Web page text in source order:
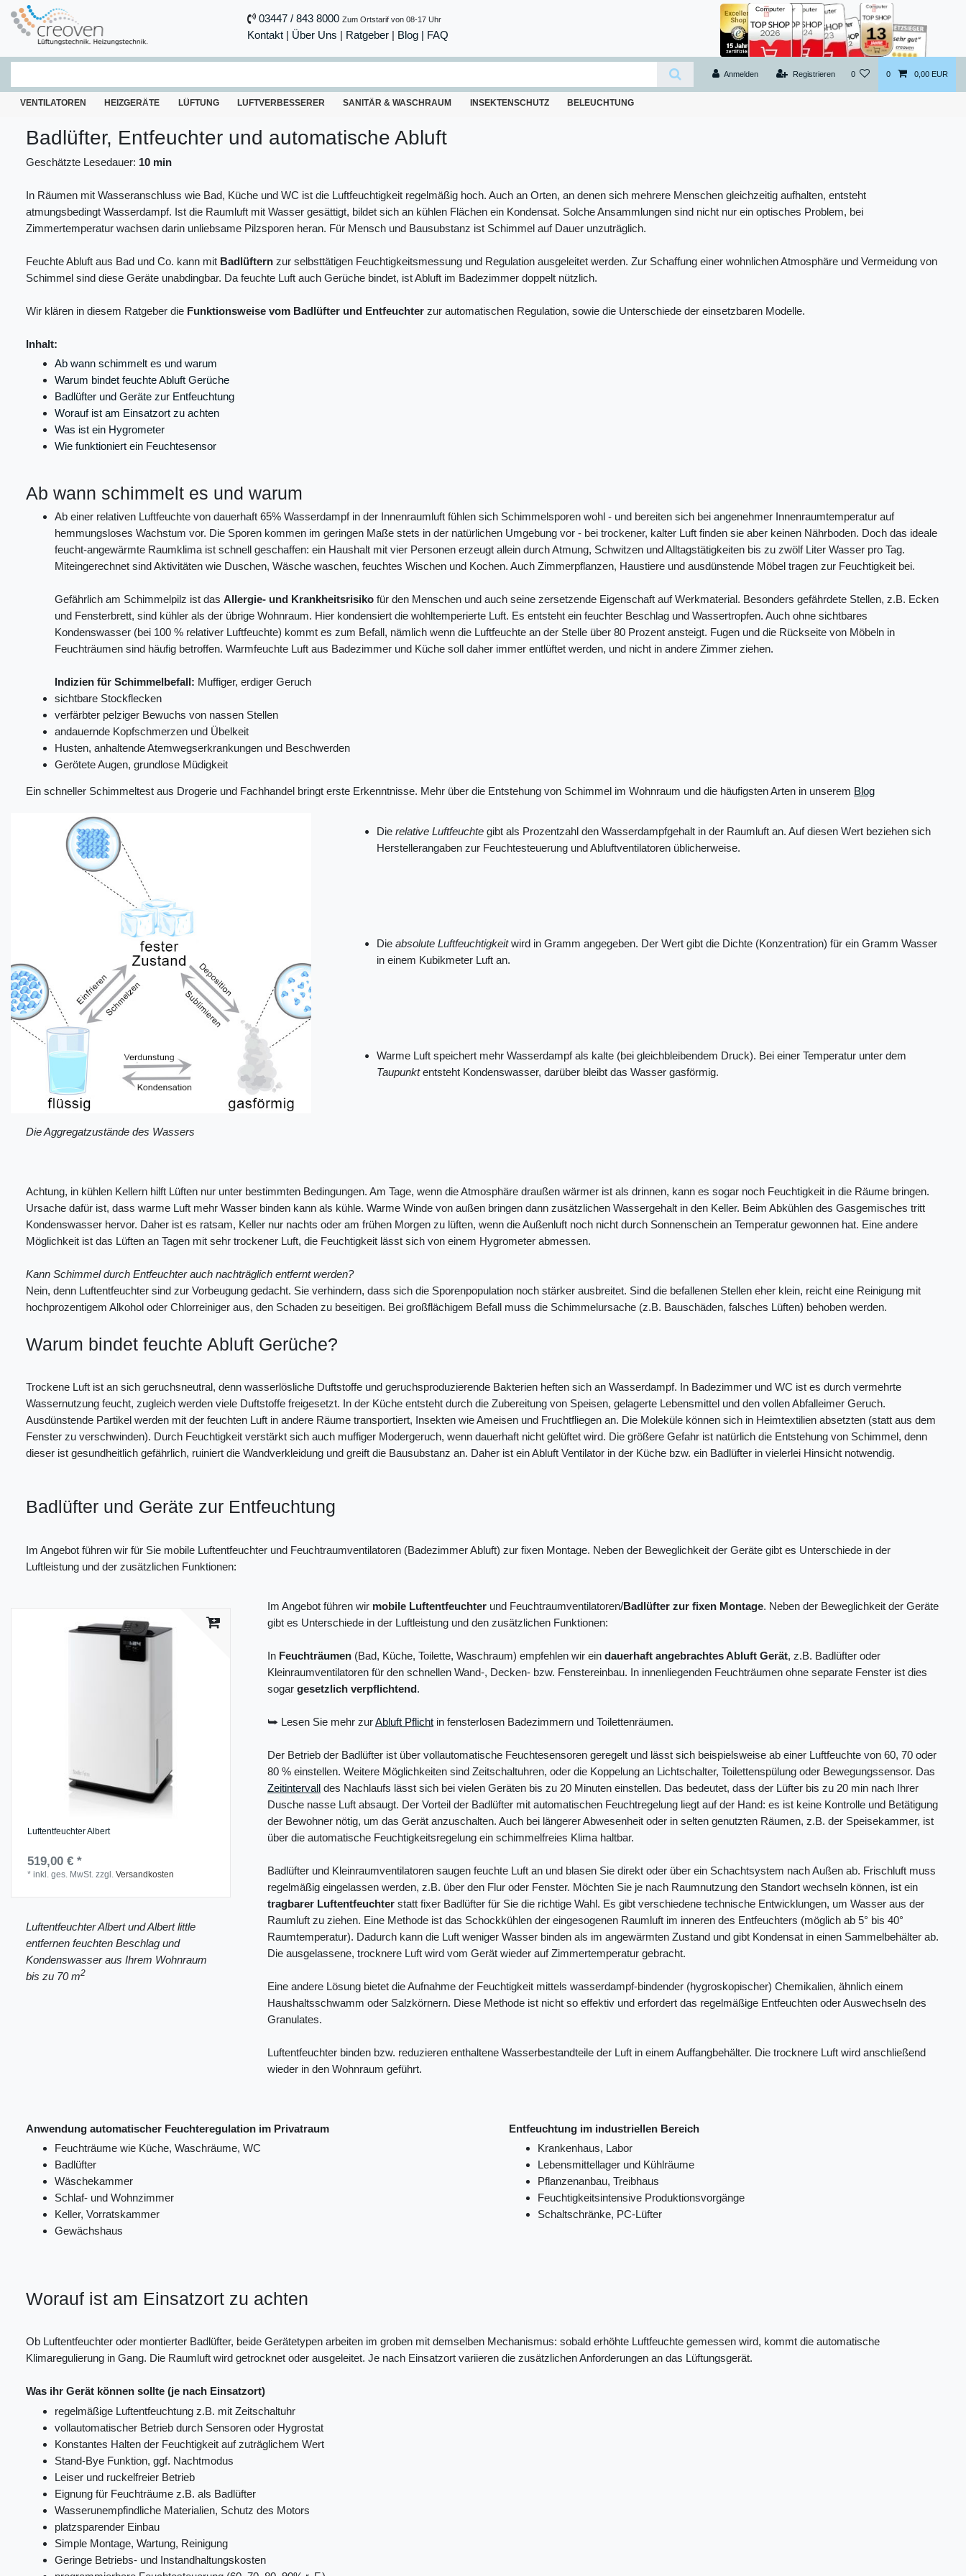
03447 / 843 8000 Zum Ortstarif von 08-17 Uhr
Kontakt| Über Uns | Ratgeber| Blog | FAQ
Anmelden Registrieren 0 0 0,00 EUR
VENTILATOREN HEIZGERÄTE LÜFTUNG LUFTVERBESSERER SANITÄR & WASCHRAUM INSEKTENSCHUTZ BELEUCHTUNG
Badlüfter, Entfeuchter und automatische Abluft
Geschätzte Lesedauer: 10 min
In Räumen mit Wasseranschluss wie Bad, Küche und WC ist die Luftfeuchtigkeit regelmäßig hoch. Auch an Orten, an denen sich mehrere Menschen gleichzeitig aufhalten, entsteht
atmungsbedingt Wasserdampf. Ist die Raumluft mit Wasser gesättigt, bildet sich an kühlen Flächen ein Kondensat. Solche Ansammlungen sind nicht nur ein optisches Problem, bei
Zimmertemperatur wachsen darin unliebsame Pilzsporen heran. Für Mensch und Bausubstanz ist Schimmel auf Dauer unzuträglich.
Feuchte Abluft aus Bad und Co. kann mit Badlüftern zur selbsttätigen Feuchtigkeitsmessung und Regulation ausgeleitet werden. Zur Schaffung einer wohnlichen Atmosphäre und Vermeidung von
Schimmel sind diese Geräte unabdingbar. Da feuchte Luft auch Gerüche bindet, ist Abluft im Badezimmer doppelt nützlich.
Wir klären in diesem Ratgeber die Funktionsweise vom Badlüfter und Entfeuchter zur automatischen Regulation, sowie die Unterschiede der einsetzbaren Modelle.
Inhalt:
Ab wann schimmelt es und warum
Warum bindet feuchte Abluft Gerüche
Badlüfter und Geräte zur Entfeuchtung
Worauf ist am Einsatzort zu achten
Was ist ein Hygrometer
Wie funktioniert ein Feuchtesensor
Ab wann schimmelt es und warum
Ab einer relativen Luftfeuchte von dauerhaft 65% Wasserdampf in der Innenraumluft fühlen sich Schimmelsporen wohl - und bereiten sich bei angenehmer Innenraumtemperatur auf
hemmungsloses Wachstum vor. Die Sporen kommen im geringen Maße stets in der natürlichen Umgebung vor - bei trockener, kalter Luft finden sie aber keinen Nährboden. Doch das ideale
feucht-angewärmte Raumklima ist schnell geschaffen: ein Haushalt mit vier Personen erzeugt allein durch Atmung, Schwitzen und Alltagstätigkeiten bis zu zwölf Liter Wasser pro Tag.
Miteingerechnet sind Aktivitäten wie Duschen, Wäsche waschen, feuchtes Wischen und Kochen. Auch Zimmerpflanzen, Haustiere und ausdünstende Möbel tragen zur Feuchtigkeit bei.
Gefährlich am Schimmelpilz ist das Allergie- und Krankheitsrisiko für den Menschen und auch seine zersetzende Eigenschaft auf Werkmaterial. Besonders gefährdete Stellen, z.B. Ecken
und Fensterbrett, sind kühler als der übrige Wohnraum. Hier kondensiert die wohltemperierte Luft. Es entsteht ein feuchter Beschlag und Wassertropfen. Auch ohne sichtbares
Kondenswasser (bei 100 % relativer Luftfeuchte) kommt es zum Befall, nämlich wenn die Luftfeuchte an der Stelle über 80 Prozent ansteigt. Fugen und die Rückseite von Möbeln in
Feuchträumen sind häufig betroffen. Warmfeuchte Luft aus Badezimmer und Küche soll daher immer entlüftet werden, und nicht in andere Zimmer ziehen.
Indizien für Schimmelbefall: Muffiger, erdiger Geruch
sichtbare Stockflecken
verfärbter pelziger Bewuchs von nassen Stellen
andauernde Kopfschmerzen und Übelkeit
Husten, anhaltende Atemwegserkrankungen und Beschwerden
Gerötete Augen, grundlose Müdigkeit
Ein schneller Schimmeltest aus Drogerie und Fachhandel bringt erste Erkenntnisse. Mehr über die Entstehung von Schimmel im Wohnraum und die häufigsten Arten in unserem Blog
Die Aggregatzustände des Wassers
Die relative Luftfeuchte gibt als Prozentzahl den Wasserdampfgehalt in der Raumluft an. Auf diesen Wert beziehen sich
Herstellerangaben zur Feuchtesteuerung und Abluftventilatoren üblicherweise.
Die absolute Luftfeuchtigkeitwird in Gramm angegeben. Der Wert gibt die Dichte (Konzentration) für ein Gramm Wasser
in einem Kubikmeter Luft an.
Warme Luft speichert mehr Wasserdampf als kalte (bei gleichbleibendem Druck). Bei einer Temperatur unter dem
Taupunktentsteht Kondenswasser, darüber bleibt das Wasser gasförmig.
Achtung, in kühlen Kellern hilft Lüften nur unter bestimmten Bedingungen. Am Tage, wenn die Atmosphäre draußen wärmer ist als drinnen, kann es sogar noch Feuchtigkeit in die Räume bringen.
Ursache dafür ist, dass warme Luft mehr Wasser binden kann als kühle. Warme Winde von außen bringen dann zusätzlichen Wassergehalt in den Keller. Beim Abkühlen des Gasgemisches tritt
Kondenswasser hervor. Daher ist es ratsam, Keller nur nachts oder am frühen Morgen zu lüften, wenn die Außenluft noch nicht durch Sonnenschein an Temperatur gewonnen hat. Eine andere
Möglichkeit ist das Lüften an Tagen mit sehr trockener Luft, die Feuchtigkeit lässt sich von einem Hygrometer abmessen.
Kann Schimmel durch Entfeuchter auch nachträglich entfernt werden?
Nein, denn Luftentfeuchter sind zur Vorbeugung gedacht. Sie verhindern, dass sich die Sporenpopulation noch stärker ausbreitet. Sind die befallenen Stellen eher klein, reicht eine Reinigung mit
hochprozentigem Alkohol oder Chlorreiniger aus, den Schaden zu beseitigen. Bei großflächigem Befall muss die Schimmelursache (z.B. Bauschäden, falsches Lüften) behoben werden.
Warum bindet feuchte Abluft Gerüche?
Trockene Luft ist an sich geruchsneutral, denn wasserlösliche Duftstoffe und geruchsproduzierende Bakterien heften sich an Wasserdampf. In Badezimmer und WC ist es durch vermehrte
Wassernutzung feucht, zugleich werden viele Duftstoffe freigesetzt. In der Küche entsteht durch die Zubereitung von Speisen, gelagerte Lebensmittel und den vollen Abfalleimer Geruch.
Ausdünstende Partikel werden mit der feuchten Luft in andere Räume transportiert, Insekten wie Ameisen und Fruchtfliegen an. Die Moleküle können sich in Heimtextilien absetzten (statt aus dem
Fenster zu verschwinden). Durch Feuchtigkeit verstärkt sich auch muffiger Modergeruch, wenn dauerhaft nicht gelüftet wird. Die größere Gefahr ist natürlich die Entstehung von Schimmel, denn
dieser ist gesundheitlich gefährlich, ruiniert die Wandverkleidung und greift die Bausubstanz an. Daher ist ein Abluft Ventilator in der Küche bzw. ein Badlüfter in vielerlei Hinsicht notwendig.
Badlüfter und Geräte zur Entfeuchtung
Im Angebot führen wir für Sie mobile Luftentfeuchter und Feuchtraumventilatoren (Badezimmer Abluft) zur fixen Montage. Neben der Beweglichkeit der Geräte gibt es Unterschiede in der
Luftleistung und der zusätzlichen Funktionen:
Luftentfeuchter Albert
519,00 € *
*inkl. ges. MwSt. zzgl.Versandkosten
Luftentfeuchter Albert und Albert little
entfernen feuchten Beschlag und
Kondenswasser aus Ihrem Wohnraum
bis zu 70 m2
Im Angebot führen wir mobile Luftentfeuchter und Feuchtraumventilatoren/Badlüfter zur fixen Montage. Neben der Beweglichkeit der Geräte
gibt es Unterschiede in der Luftleistung und den zusätzlichen Funktionen:
In Feuchträumen (Bad, Küche, Toilette, Waschraum) empfehlen wir ein dauerhaft angebrachtes Abluft Gerät, z.B. Badlüfter oder
Kleinraumventilatoren für den schnellen Wand-, Decken- bzw. Fenstereinbau. In innenliegenden Feuchträumen ohne separate Fenster ist dies
sogar gesetzlich verpflichtend.
⮩ Lesen Sie mehr zurAbluft Pflicht in fensterlosen Badezimmern und Toilettenräumen.
Der Betrieb der Badlüfter ist über vollautomatische Feuchtesensoren geregelt und lässt sich beispielsweise ab einer Luftfeuchte von 60, 70 oder
80 % einstellen. Weitere Möglichkeiten sind Zeitschaltuhren, oder die Koppelung an Lichtschalter, Toilettenspülung oder Bewegungssensor. Das
Zeitintervall des Nachlaufs lässt sich bei vielen Geräten bis zu 20 Minuten einstellen. Das bedeutet, dass der Lüfter bis zu 20 min nach Ihrer
Dusche nasse Luft absaugt. Der Vorteil der Badlüfter mit automatischen Feuchtregelung liegt auf der Hand: es ist keine Kontrolle und Betätigung
der Bewohner nötig, um das Gerät anzuschalten. Auch bei längerer Abwesenheit oder in selten genutzten Räumen, z.B. der Speisekammer, ist
über die automatische Feuchtigkeitsregelung ein schimmelfreies Klima haltbar.
Badlüfter und Kleinraumventilatoren saugen feuchte Luft an und blasen Sie direkt oder über ein Schachtsystem nach Außen ab. Frischluft muss
regelmäßig eingelassen werden, z.B. über den Flur oder Fenster. Möchten Sie je nach Raumnutzung den Standort wechseln können, ist ein
tragbarer Luftentfeuchter statt fixer Badlüfter für Sie die richtige Wahl. Es gibt verschiedene technische Entwicklungen, um Wasser aus der
Raumluft zu ziehen. Eine Methode ist das Schockkühlen der eingesogenen Raumluft im inneren des Entfeuchters (möglich ab 5° bis 40°
Raumtemperatur). Dadurch kann die Luft weniger Wasser binden als im angewärmten Zustand und gibt Kondensat in einen Sammelbehälter ab.
Die ausgelassene, trocknere Luft wird vom Gerät wieder auf Zimmertemperatur gebracht.
Eine andere Lösung bietet die Aufnahme der Feuchtigkeit mittels wasserdampf-bindender (hygroskopischer) Chemikalien, ähnlich einem
Haushaltsschwamm oder Salzkörnern. Diese Methode ist nicht so effektiv und erfordert das regelmäßige Entfeuchten oder Auswechseln des
Granulates.
Luftentfeuchter binden bzw. reduzieren enthaltene Wasserbestandteile der Luft in einem Auffangbehälter. Die trocknere Luft wird anschließend
wieder in den Wohnraum geführt.
Anwendung automatischer Feuchteregulation im Privatraum
Feuchträume wie Küche, Waschräume, WC
Badlüfter
Wäschekammer
Schlaf- und Wohnzimmer
Keller, Vorratskammer
Gewächshaus
Entfeuchtung im industriellen Bereich
Krankenhaus, Labor
Lebensmittellager und Kühlräume
Pflanzenanbau, Treibhaus
Feuchtigkeitsintensive Produktionsvorgänge
Schaltschränke, PC-Lüfter
Worauf ist am Einsatzort zu achten
Ob Luftentfeuchter oder montierter Badlüfter, beide Gerätetypen arbeiten im groben mit demselben Mechanismus: sobald erhöhte Luftfeuchte gemessen wird, kommt die automatische
Klimaregulierung in Gang. Die Raumluft wird getrocknet oder ausgeleitet. Je nach Einsatzort variieren die zusätzlichen Anforderungen an das Lüftungsgerät.
Was ihr Gerät können sollte (je nach Einsatzort)
regelmäßige Luftentfeuchtung z.B. mit Zeitschaltuhr
vollautomatischer Betrieb durch Sensoren oder Hygrostat
Konstantes Halten der Feuchtigkeit auf zuträglichem Wert
Stand-Bye Funktion, ggf. Nachtmodus
Leiser und ruckelfreier Betrieb
Eignung für Feuchträume z.B. als Badlüfter
Wasserunempfindliche Materialien, Schutz des Motors
platzsparender Einbau
Simple Montage, Wartung, Reinigung
Geringe Betriebs- und Instandhaltungskosten